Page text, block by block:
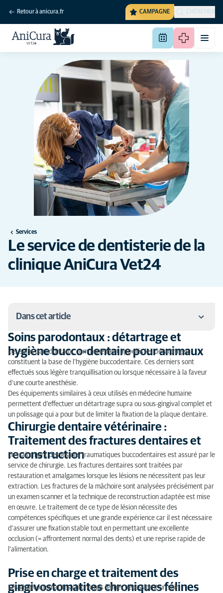
Retour à anicura.fr CAMPAGNE CHERCHER
Services
Le service de dentisterie de la
clinique AniCura Vet24
Dans cet article
Soins parodontaux : détartrage et hygiène bucco-
dentaire pour animaux
Chirurgie dentaire vétérinaire : Traitement des
fractures dentaires et reconstruction
Prise en charge et traitement des gingivostomatites
chroniques félines
Le laser thérapeutique dans le traitement des
pathologies buccales
Orthodontie vétérinaire : correction des déviations
dentaires
Soins parodontaux : détartrage et
hygiène bucco-dentaire pour animaux
Les soins parodontaux, communément appelés les détartrages,
constituent la base de l'hygiène buccodentaire. Ces derniers sont
effectués sous légère tranquillisation ou lorsque nécessaire à la faveur
d'une courte anesthésie.
Des équipements similaires à ceux utilisés en médecine humaine
permettent d'effectuer un détartrage supra ou sous-gingival complet et
un polissage qui a pour but de limiter la fixation de la plaque dentaire.
Chirurgie dentaire vétérinaire :
Traitement des fractures dentaires et
reconstruction
Le traitement des lésions traumatiques buccodentaires est assuré par le
service de chirurgie. Les fractures dentaires sont traitées par
restauration et amalgames lorsque les lésions ne nécessitent pas leur
extraction. Les fractures de la mâchoire sont analysées précisément par
un examen scanner et la technique de reconstruction adaptée est mise
en œuvre. Le traitement de ce type de lésion nécessite des
compétences spécifiques et une grande expérience car il est nécessaire
d'assurer une fixation stable tout en permettant une excellente
occlusion (= affrontement normal des dents) et une reprise rapide de
l'alimentation.
Prise en charge et traitement des
gingivostomatites chroniques félines
Les gingivostomatites chroniques félines nécessitent un soin